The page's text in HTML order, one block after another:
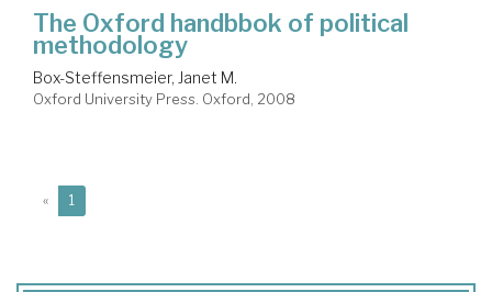
The Oxford handbbok of political
methodology
Box-Steffensmeier, Janet M.
Oxford University Press. Oxford, 2008
« 1